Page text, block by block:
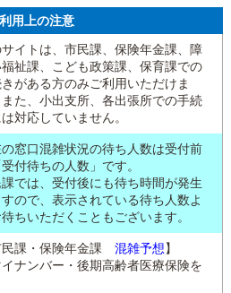
用上の注意
サイトは、市民課、保険年金課、障
祉課、こども政策課、保育課での
がある方のみご利用いただけま
た、小出支所、各出張所での手続
対応していません。
窓口混雑状況の待ち人数は受付前
付待ちの人数」です。
では、受付後にも待ち時間が発生
すので、表示されている待ち人数よ
待ちいただくこともございます。
民課・保険年金課 混雑予想】
ナンバー・後期高齢者医療保険を